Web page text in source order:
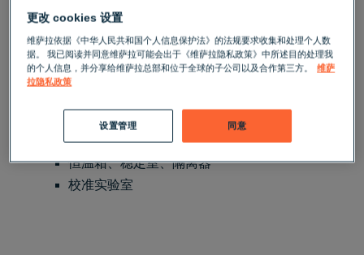
生产和包装领域
仓库和配送中心
冷冻室、冷藏室或冷冻间的冷藏
医院和药房
血液、组织存储和其他生物库
恒温箱、稳定室、隔离器
校准实验室
更改 cookies 设置
维萨拉依据《中华人民共和国个人信息保护法》的法规要求收集和处理个人数
据。 我已阅读并同意维萨拉可能会出于《维萨拉隐私政策》中所述目的处理我
的个人信息，并分享给维萨拉总部和位于全球的子公司以及合作第三方。
维萨
拉隐私政策
同意
设置管理